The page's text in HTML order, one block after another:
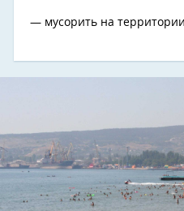
мусорить на территории